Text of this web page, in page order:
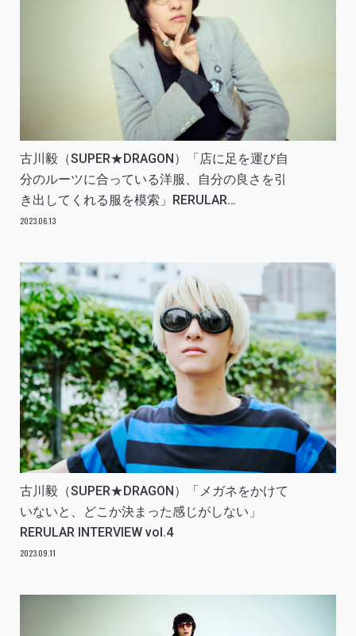
古川毅（SUPER★DRAGON）「店に足を運び自
分のルーツに合っている洋服、自分の良さを引
き出してくれる服を模索」RERULAR
INTERVIEW vol.1
2023.06.13
古川毅（SUPER★DRAGON）「メガネをかけて
いないと、どこか決まった感じがしない」
RERULAR INTERVIEW vol.4
2023.09.11